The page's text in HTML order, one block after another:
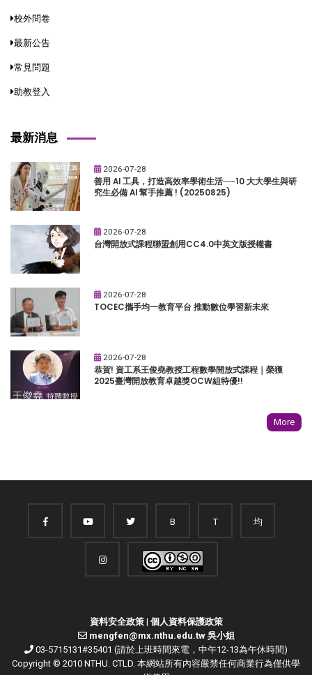
校外問卷
最新公告
常見問題
助教登入
最新消息
2026-07-28
善用 AI 工具，打造高效率學術生活──10 大大學生與研
究生必備 AI 幫手推薦 ! (20250825)
2026-07-28
台灣開放式課程聯盟創用CC4.0中英文版授權書
2026-07-28
TOCEC攜手均一教育平台 推動數位學習新未來
2026-07-28
恭賀! 資工系王俊堯教授工程數學開放式課程｜榮獲
2025臺灣開放教育卓越獎OCW組特優!!
More
B T 均
資料安全政策| 個人資料保護政策
mengfen@mx.nthu.edu.tw 吳小姐
03-5715131#35401 (請於上班時間來電，中午12-13為午休時間)
Copyright © 2010 NTHU. CTLD. 本網站所有內容嚴禁任何商業行為僅供學